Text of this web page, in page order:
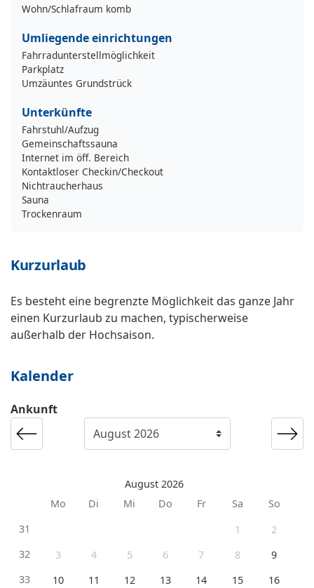
Wohn/Schlafraum komb
Umliegende einrichtungen
Fahrradunterstellmöglichkeit
Parkplatz
Umzäuntes Grundstrück
Unterkünfte
Fahrstuhl/Aufzug
Gemeinschaftssauna
Internet im öff. Bereich
Kontaktloser Checkin/Checkout
Nichtraucherhaus
Sauna
Trockenraum
Kurzurlaub
Es besteht eine begrenzte Möglichkeit das ganze Jahr
einen Kurzurlaub zu machen, typischerweise
außerhalb der Hochsaison.
Kalender
Ankunft
August 2026
Mo
Di Mi Do Fr Sa
So
31
1
2
32
3 4 5 6 7 8
9
33
10 11 12 13 14 15
16